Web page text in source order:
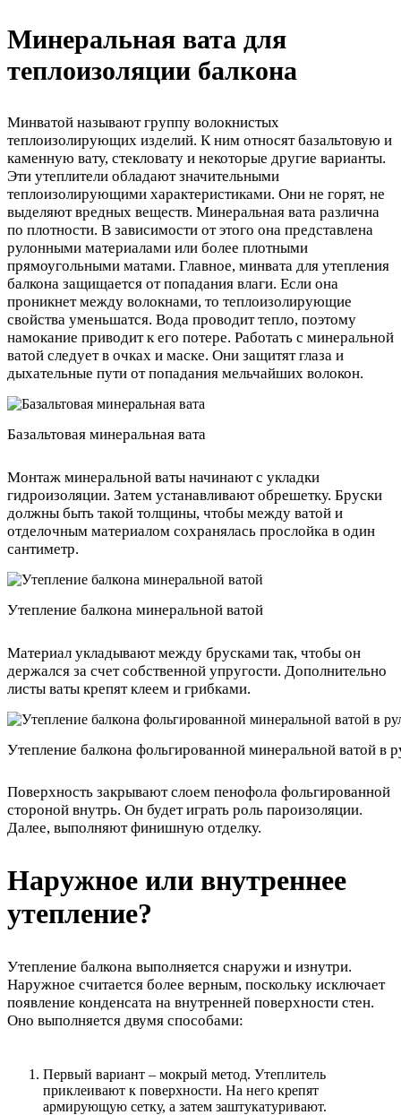
Минеральная вата для
теплоизоляции балкона
Минватой называют группу волокнистых
теплоизолирующих изделий. К ним относят базальтовую и
каменную вату, стекловату и некоторые другие варианты.
Эти утеплители обладают значительными
теплоизолирующими характеристиками. Они не горят, не
выделяют вредных веществ. Минеральная вата различна
по плотности. В зависимости от этого она представлена
рулонными материалами или более плотными
прямоугольными матами. Главное, минвата для утепления
балкона защищается от попадания влаги. Если она
проникнет между волокнами, то теплоизолирующие
свойства уменьшатся. Вода проводит тепло, поэтому
намокание приводит к его потере. Работать с минеральной
ватой следует в очках и маске. Они защитят глаза и
дыхательные пути от попадания мельчайших волокон.
Базальтовая минеральная вата
Монтаж минеральной ваты начинают с укладки
гидроизоляции. Затем устанавливают обрешетку. Бруски
должны быть такой толщины, чтобы между ватой и
отделочным материалом сохранялась прослойка в один
сантиметр.
Утепление балкона минеральной ватой
Материал укладывают между брусками так, чтобы он
держался за счет собственной упругости. Дополнительно
листы ваты крепят клеем и грибками.
Утепление балкона фольгированной минеральной ватой в
Поверхность закрывают слоем пенофола фольгированной
стороной внутрь. Он будет играть роль пароизоляции.
Далее, выполняют финишную отделку.
Наружное или внутреннее
утепление?
Утепление балкона выполняется снаружи и изнутри.
Наружное считается более верным, поскольку исключает
появление конденсата на внутренней поверхности стен.
Оно выполняется двумя способами:
Первый вариант – мокрый метод. Утеплитель
приклеивают к поверхности. На него крепят
армирующую сетку, а затем заштукатуривают.